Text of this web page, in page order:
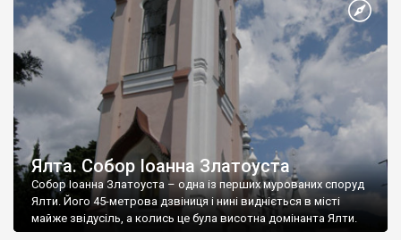
Ялта. Собор Іоанна Златоуста
Собор Іоанна Златоуста – одна із перших мурованих споруд
Ялти. Його 45-метрова дзвіниця і нині видніється в місті
майже звідусіль, а колись це була висотна домінанта Ялти.